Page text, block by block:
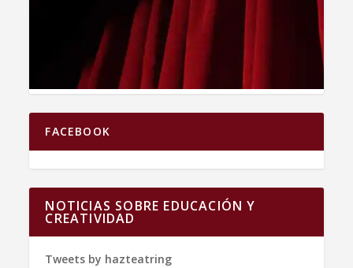
FACEBOOK
NOTICIAS SOBRE EDUCACIÓN Y
CREATIVIDAD
Tweets by hazteatring